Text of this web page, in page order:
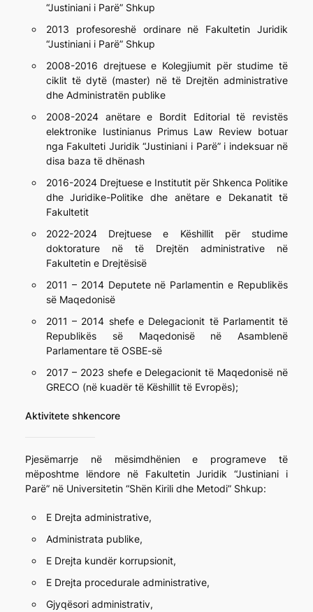
“Justiniani i Parë” Shkup
2013 profesoreshë ordinare në Fakultetin Juridik
“Justiniani i Parë” Shkup
2008-2016 drejtuese e Kolegjiumit për studime të
ciklit të dytë (master) në të Drejtën administrative
dhe Administratën publike
2008-2024 anëtare e Bordit Editorial të revistës
elektronike Iustinianus Primus Law Review botuar
nga Fakulteti Juridik “Justiniani i Parë” i indeksuar në
disa baza të dhënash
2016-2024 Drejtuese e Institutit për Shkenca Politike
dhe Juridike-Politike dhe anëtare e Dekanatit të
Fakultetit
2022-2024 Drejtuese e Këshillit për studime
doktorature në të Drejtën administrative në
Fakultetin e Drejtësisë
2011 – 2014 Deputete në Parlamentin e Republikës
së Maqedonisë
2011 – 2014 shefe e Delegacionit të Parlamentit të
Republikës së Maqedonisë në Asamblenë
Parlamentare të OSBE-së
2017 – 2023 shefe e Delegacionit të Maqedonisë në
GRECO (në kuadër të Këshillit të Evropës);
Aktivitete shkencore
Pjesëmarrje në mësimdhënien e programeve të
mëposhtme lëndore në Fakultetin Juridik “Justiniani i
Parë” në Universitetin “Shën Kirili dhe Metodi” Shkup:
E Drejta administrative,
Administrata publike,
E Drejta kundër korrupsionit,
E Drejta procedurale administrative,
Gjyqësori administrativ,